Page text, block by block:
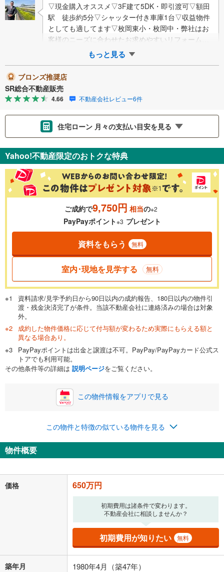
▽現金購入オススメ▽3F建て5DK・即引渡可▽額田
駅 徒歩約5分▽シャッター付き車庫1台▽収益物件
としても適してます▽枚岡東小・枚岡中・弊社はお
客様のニーズに合わせたお求めやすいリフォームプ
ランのご提案が可能です！・相場に適した3…
もっと見る
ブロンズ推奨店
SR総合不動産販売
4.66 不動産会社レビュー6件
住宅ローン 月々の支払い目安を見る
金利 ％
0.01%
一般的には最長35年まで借り入れ可能です。多くの金融機関
が完済時の年齢は80歳までを条件としています。
閉じる
頭金 万円
0万円 650万円
自己資金から住宅購入にかけられる金額を入力してくださ
い。一般的には物件価格の2割までが目安です。
閉じる
ボーナス
万円
0円
ナス時の増額分（1回分）を入力してください。
ボーナス払いの限度額は金融機関によって異なります。
閉じる
月々の返済額
上、ご自身での入力をお願いいたします。初期設定で自動入力されてい
る値は、実際の金融機関等における貸出金利とは何ら関係がなく、実際
の金融機関等における貸出金利を何ら保証するものではありません。返
済方法「元利均等返済」にて算出しております。入力された金利を35年
適用した場合の計算結果を表示しています。
その他月額費用や、初期費用がかかります。ご注意ください。実際にお
借り入れの際は各金融機関等に、必ずご自身でご確認をお願いいたしま
す。
条件によってお借り入れができないことがあります。
Yahoo!不動産限定のおトクな特典
ご成約で9,750円 相当の※2
PayPayポイント※3 プレゼント
資料をもらう 無料
室内･現地を見学する 無料
資料請求/見学予約日から90日以内の成約報告、180日以内の物件引
渡・残金決済完了が条件。当該不動産会社に連絡済みの場合は対象
外。
成約した物件価格に応じて付与額が変わるため実際にもらえる額と
異なる場合あり。
PayPayポイントは出金と譲渡は不可。PayPay/PayPayカード公式ス
トアでも利用可能。
その他条件等の詳細は 説明ページをご覧ください。
この物件情報をアプリで見る
この物件と特徴の似ている物件を見る
物件概要
価格 650万円
初期費用は諸条件で変わります。
不動産会社に相談しませんか？
初期費用が知りたい 無料
築年月 1980年4月（築47年）